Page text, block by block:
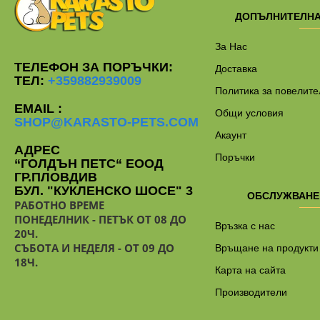
ТЕЛЕФОН ЗА ПОРЪЧКИ:
ТЕЛ: +359882939009
EMAIL :
SHOP@KARASTO-PETS.COM
АДРЕС
“ГОЛДЪН ПЕТС“ ЕООД
ГР.ПЛОВДИВ
БУЛ. "КУКЛЕНСКО ШОСЕ" 3
РАБОТНО ВРЕМЕ
ПОНЕДЕЛНИК - ПЕТЪК ОТ 08 ДО
20Ч.
СЪБОТА И НЕДЕЛЯ - ОТ 09 ДО
18Ч.
За Нас
Доставка
Политика за
Общи условия
Акаунт
Поръчки
Връзка с нас
Връщане на продукти
Карта на сайта
Производители